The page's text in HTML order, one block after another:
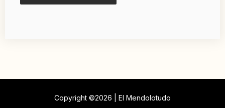
Copyright ©2026 | El Mendolotudo